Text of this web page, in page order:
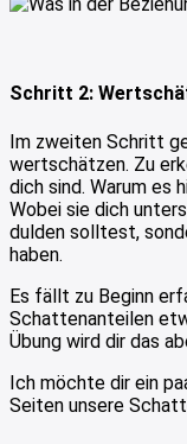
Schritt 2:
Im zweiten Schritt
wertschätzen. Zu
dich sind. Warum es
Wobei sie dich
dulden solltest,
haben.
Es fällt zu Beginn
Schattenanteilen
Übung wird dir das
Ich möchte dir ein
Seiten unsere